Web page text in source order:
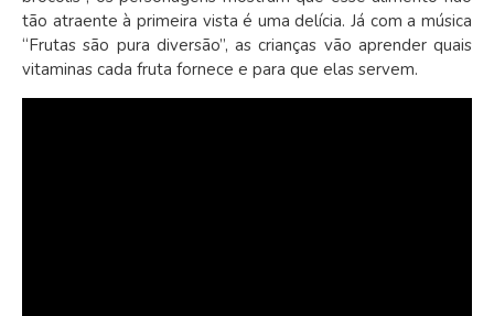
tão atraente à primeira vista é uma delícia. Já com a música
“Frutas são pura diversão”, as crianças vão aprender quais
vitaminas cada fruta fornece e para que elas servem.